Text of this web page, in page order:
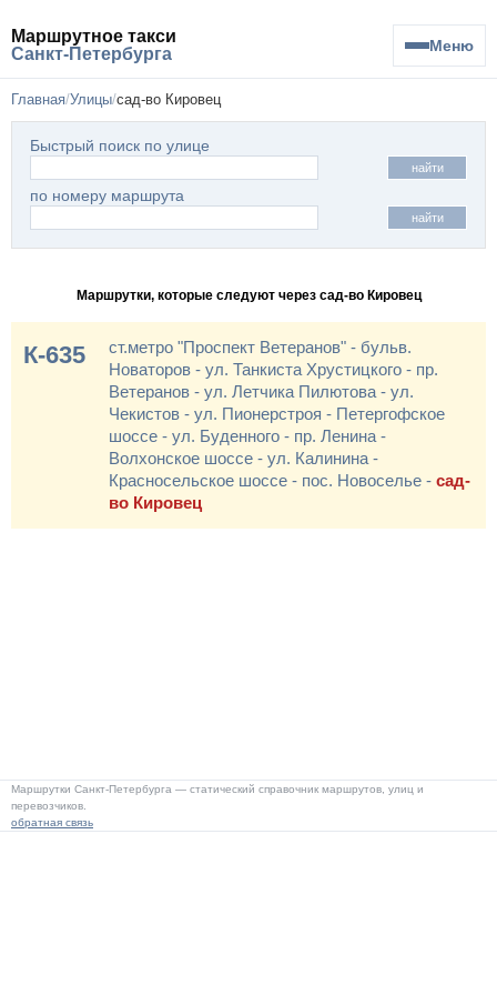
Маршрутное такси
Санкт-Петербурга
Меню
Главная Улицы сад-во Кировец
Быстрый поиск по улице
найти
по номеру маршрута
найти
Маршрутки, которые следуют через сад-во Кировец
К-635
ст.метро "Проспект Ветеранов" - бульв.
Новаторов - ул. Танкиста Хрустицкого - пр.
Ветеранов - ул. Летчика Пилютова - ул.
Чекистов - ул. Пионерстроя - Петергофское
шоссе - ул. Буденного - пр. Ленина -
Волхонское шоссе - ул. Калинина -
Красносельское шоссе - пос. Новоселье - сад-
во Кировец
Маршрутки Санкт-Петербурга — статический справочник маршрутов, улиц и
перевозчиков.
обратная связь